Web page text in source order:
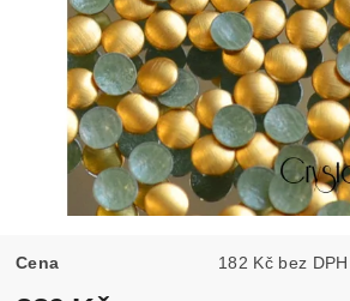
Cena 182 Kč bez DPH